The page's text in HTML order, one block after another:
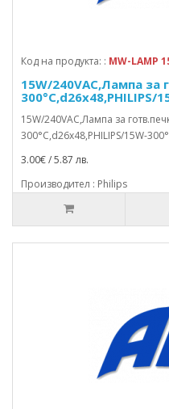
Код на продукта: : MW-LAMP
15W/240VAC,Лампа за
300°C,d26x48,PHILIPS/
15W/240VAC,Лампа за
300°C,d26x48,PHILIPS/15W-
3.00€ / 5.87 лв.
Производител : Philips